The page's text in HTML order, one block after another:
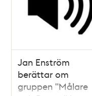
Jan Enström
berättar om
gruppen "Målare